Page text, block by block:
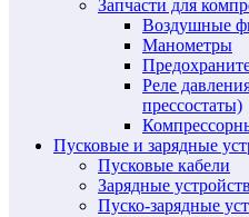
Запчасти для
Воздушные
Манометры
Реле
прессостаты)
Пусковые и зарядные
Пусковые кабели
Зарядные
Пуско-зарядные